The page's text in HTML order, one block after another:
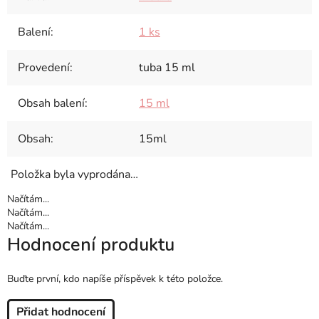
Balení: 1 ks
Provedení: tuba 15 ml
Obsah balení: 15 ml
Obsah: 15ml
Položka byla vyprodána…
Načítám...
Načítám...
Načítám...
Hodnocení produktu
Buďte první, kdo napíše příspěvek k této položce.
Přidat hodnocení